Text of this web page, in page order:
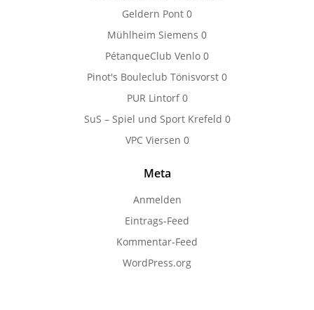
Geldern Pont 0
Mühlheim Siemens 0
PétanqueClub Venlo 0
Pinot's Bouleclub Tönisvorst 0
PUR Lintorf0
SuS – Spiel und Sport Krefeld 0
VPC Viersen 0
Meta
Anmelden
Eintrags-Feed
Kommentar-Feed
WordPress.org